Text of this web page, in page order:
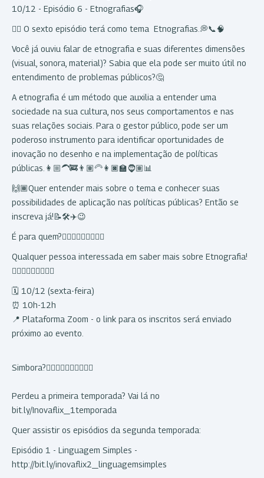
10/12 - Episódio 6 - Etnografias🎧
👉🏾 O sexto episódio terá como tema Etnografias.💭📞🧠
Você já ouviu falar de etnografia e suas diferentes dimensões
(visual, sonora, material)? Sabia que ela pode ser muito útil no
entendimento de problemas públicos?🤔
A etnografia é um método que auxilia a entender uma
sociedade na sua cultura, nos seus comportamentos e nas
suas relações sociais. Para o gestor público, pode ser um
poderoso instrumento para identificar oportunidades de
inovação no desenho e na implementação de políticas
públicas.👩🏼‍🦱🚒👨🏽‍🦳👩🏿‍🏫🧔🏽📊
🙌🏾Quer entender mais sobre o tema e conhecer suas
possibilidades de aplicação nas políticas públicas? Então se
inscreva já!📝🛠✈️😉
É para quem?🤷🏻‍♀‍🤷🏽‍♂‍🤷🏼‍♀‍
Qualquer pessoa interessada em saber mais sobre Etnografia!
🙋🏻‍♀‍🙋🏽‍♂‍🙋🏼‍♀‍
🗓️ 10/12 (sexta-feira)
⏰ 10h-12h
📍 Plataforma Zoom - o link para os inscritos será enviado
próximo ao evento.
Simbora?🏃🏿‍♀‍🏃🏼🏃🏿‍♀‍🏃🏼
Perdeu a primeira temporada? Vai lá no
bit.ly/Inovaflix_1temporada
Quer assistir os episódios da segunda temporada:
Episódio 1 - Linguagem Simples -
http://bit.ly/inovaflix2_linguagemsimples